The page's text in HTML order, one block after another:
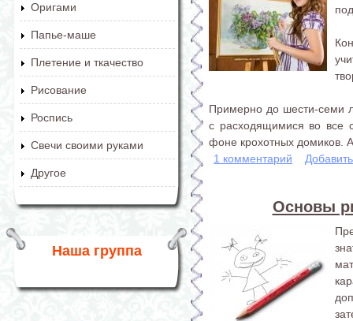
Оригами
Папье-маше
Плетение и ткачество
Рисование
Роспись
Свечи своими руками
Другое
Наша группа
Примерно до шести-семи
с расходящимися во все
фоне крохотных домиков.
1 комментарий
Основы